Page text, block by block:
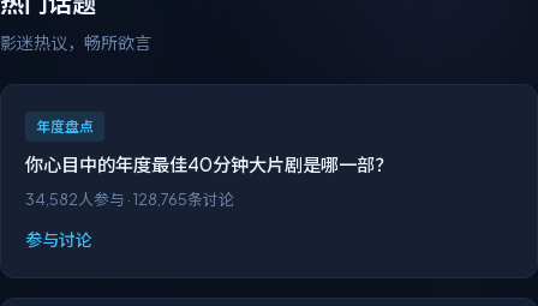
影迷热议，畅所欲言
年度盘点
你心目中的年度最佳40分钟大片剧是哪一部？
34,582人参与 ·128,765条讨论
参与讨论